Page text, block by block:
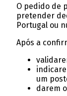
O pedido de
pretender
Portugal ou
Após a
um
darem